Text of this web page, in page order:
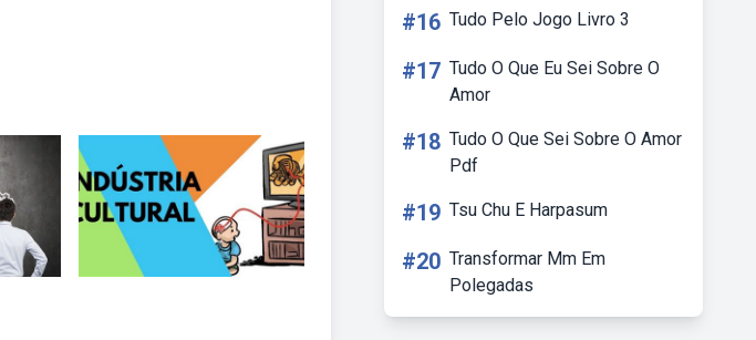
#16 Tudo Pelo Jogo Livro 3
#17 Tudo O Que Eu Sei Sobre O
Amor
#18 Tudo O Que Sei Sobre O Amor
Pdf
#19 Tsu Chu E Harpasum
#20 Transformar Mm Em
Polegadas